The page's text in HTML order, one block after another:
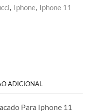
, Iphone, Iphone 11
ADICIONAL
Para Iphone 11